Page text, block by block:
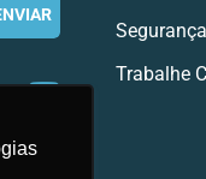
Trabalhe